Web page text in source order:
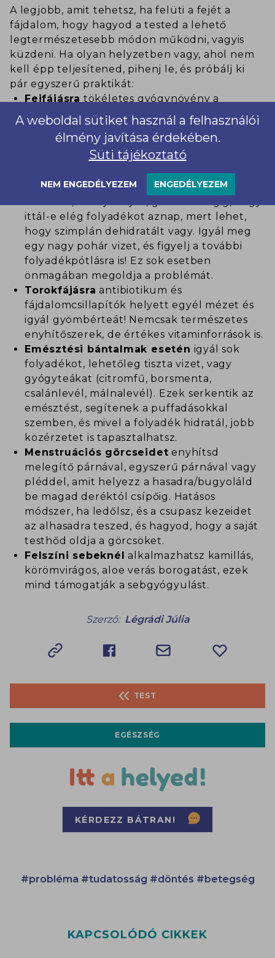
A legjobb, amit tehetsz, ha felüti a fejét a
fájdalom, hogy hagyod a tested a lehető
legtermészetesebb módon működni, vagyis
küzdeni. Ha olyan helyzetben vagy, ahol nem
kell épp teljesítened, pihenj le, és próbálj ki
pár egyszerű praktikát:
Fejfájásra tökéletes gyógynövény a
levendula, amit illóolaj, vagy szárított
növény formájában (például párnába zárva)
is alkalmazhatsz. Előbbit párologtasd a
szobádban, masszírozd a halántékodba,
utóbbit tedd a homlokodra, szemeidre, és
hagyd, hogy ellazulj, elbóbiskolj.
ittál-e elég folyadékot aznap, mert lehet,
hogy szimplán dehidratált vagy. Igyál meg
egy nagy pohár vizet, és figyelj a további
folyadékpótlásra is! Ez sok esetben
önmagában megoldja a problémát.
Torokfájásra antibiotikum és
fájdalomcsillapítók helyett egyél mézet és
igyál gyömbérteát! Nemcsak természetes
enyhítőszerek, de értékes vitaminforrások is.
Emésztési bántalmak esetén igyál sok
folyadékot, lehetőleg tiszta vizet, vagy
gyógyteákat (citromfű, borsmenta,
csalánlevél, málnalevél). Ezek serkentik az
emésztést, segítenek a puffadásokkal
szemben, és mivel a folyadék hidratál, jobb
közérzetet is tapasztalhatsz.
Menstruációs görcseidet enyhítsd
melegítő párnával, egyszerű párnával vagy
pléddel, amit helyezz a hasadra/bugyoláld
be magad deréktól csípőig. Hatásos
módszer, ha ledőlsz, és a csupasz kezeidet
az alhasadra teszed, és hagyod, hogy a saját
testhőd oldja a görcsöket.
Felszíni sebeknél
alkalmazhatsz kamillás,
körömvirágos, aloe verás borogatást, ezek
mind támogatják a sebgyógyulást.
Szerző: Légrádi Júlia
TEST
EGÉSZSÉG
KÉRDEZZ BÁTRAN!
#probléma #tudatosság #döntés #betegség
KAPCSOLÓDÓ CIKKEK
A weboldal sütiket használ a felhasználói
élmény javítása érdekében.
Süti tájékoztató
NEM ENGEDÉLYEZEM ENGEDÉLYEZEM